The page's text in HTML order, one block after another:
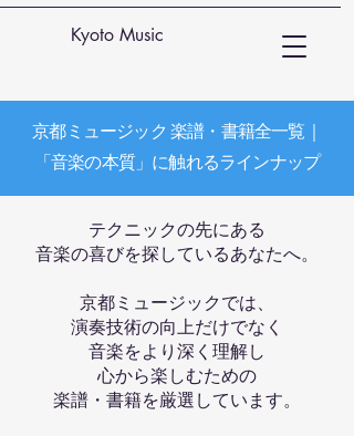
Kyoto Music
京都ミュージック 楽譜・書籍全一覧｜
「音楽の本質」に触れるラインナップ
テクニックの先にある
音楽の喜びを探しているあなたへ。
京都ミュージックでは、
演奏技術の向上だけでなく
音楽をより深く理解し
心から楽しむための
楽譜・書籍を厳選しています。